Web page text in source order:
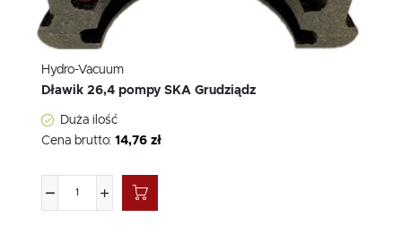
Hydro-Vacuum
Dławik 26,4 pompy SKA Grudziądz
Duża ilość
Cena brutto: 14,76 zł